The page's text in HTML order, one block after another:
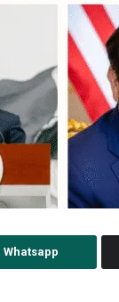
Whatsapp